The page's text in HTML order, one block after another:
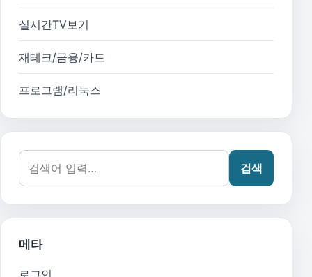
실시간TV보기
재테크/금융/카드
프로그램/리눅스
검색어:
검색
메타